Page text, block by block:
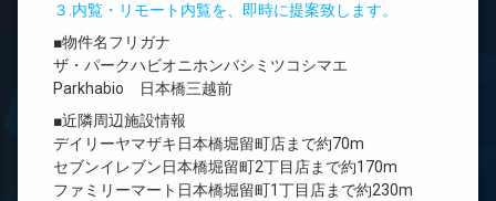
３.内覧・リモート内覧を、即時に提案致します。
■物件名フリガナ
ザ・パークハビオニホンバシミツコシマエ
Parkhabio 日本橋三越前
■近隣周辺施設情報
デイリーヤマザキ日本橋堀留町店まで約70m
セブンイレブン日本橋堀留町2丁目店まで約170m
ファミリーマート日本橋堀留町1丁目店まで約230m